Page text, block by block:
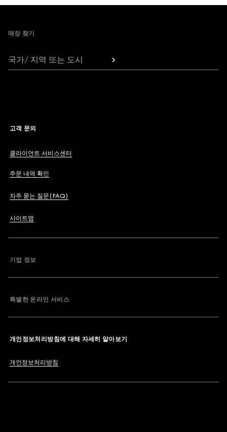
매장 찾기
국가/ 지역 또는 도시
고객 문의
클라이언트 서비스센터
주문 내역 확인
자주 묻는 질문(FAQ)
사이트맵
기업 정보
특별한 온라인 서비스
개인정보처리방침에 대해 자세히 알아보기
개인정보처리방침